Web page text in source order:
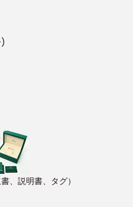
、説明書、タグ）